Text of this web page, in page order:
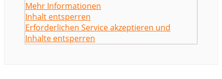
Mehr Informationen
Inhalt entsperren
Erforderlichen Service akzeptieren und
Inhalte entsperren